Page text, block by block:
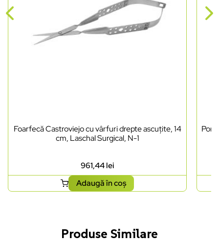
Foarfecă Castroviejo cu vârfuri drepte ascuțite, 14
cm, Laschal Surgical, N-1
961,44lei
Adaugă în coș
Produse Similare